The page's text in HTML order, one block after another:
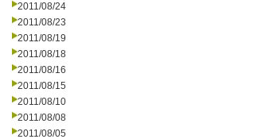
2011/08/24
2011/08/23
2011/08/19
2011/08/18
2011/08/16
2011/08/15
2011/08/10
2011/08/08
2011/08/05